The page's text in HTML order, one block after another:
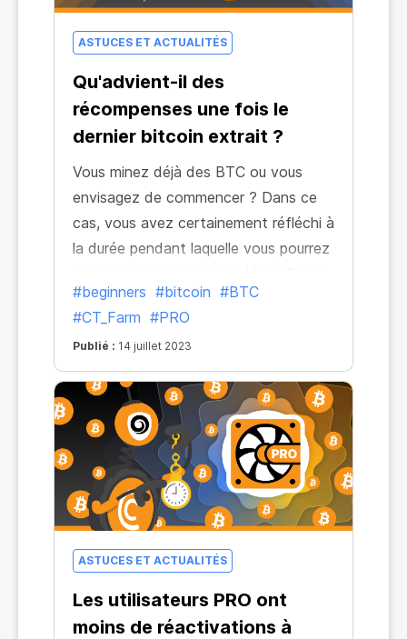
ASTUCES ET ACTUALITÉS
Qu'advient-il des
récompenses une fois le
dernier bitcoin extrait ?
Vous minez déjà des BTC ou vous
envisagez de commencer ? Dans ce
cas, vous avez certainement réfléchi à
la durée pendant laquelle vous pourrez
nouvelle, c'est que les récompenses
sont là pour rester ! Elles sont
pratiquement infinies, même après que
le dernier BTC ait été miné.
#beginners #bitcoin #BTC
#CT_Farm #PRO
Publié : 14 juillet 2023
ASTUCES ET ACTUALITÉS
Les utilisateurs PRO ont
moins de réactivations à